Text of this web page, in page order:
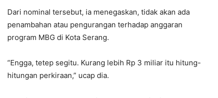
Dari nominal tersebut, ia menegaskan, tidak akan ada
penambahan atau pengurangan terhadap anggaran
program MBG di Kota Serang.
“Engga, tetep segitu. Kurang lebih Rp 3 miliar itu hitung-
hitungan perkiraan,” ucap dia.